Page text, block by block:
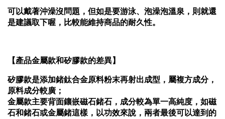
可以戴著沖澡沒問題，但如是要游泳、泡澡泡溫泉，則就還
是建議取下喔，比較能維持商品的耐久性。
【產品金屬款和矽膠款的差異】
矽膠款是添加鍺鈦合金原料粉末再射出成型，屬複方成分，
原料成分較廣；
金屬款主要背面鑲嵌磁石鍺石，成分較為單一高純度，如磁
石和鍺石或金屬鍺這樣，以功效來說，兩者最後可以達到的